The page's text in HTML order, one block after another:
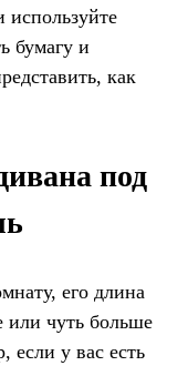
бумагу и
как
под
его длина
или чуть больше
если у вас есть